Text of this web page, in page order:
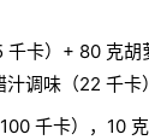
千卡）+ 80 克胡
调味（22 千卡）
千卡），10